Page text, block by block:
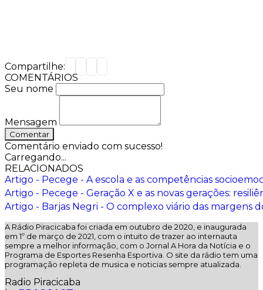
Compartilhe:
COMENTÁRIOS
Seu nome
Mensagem
Comentar
Comentário enviado com sucesso!
Carregando...
RELACIONADOS
Artigo - Pecege - A escola e as competências
Artigo - Pecege - Geração X e as novas gerações:
Artigo - Barjas Negri - O complexo viário das margens
A Rádio Piracicaba foi criada em outubro de 2020, e inaugurada
em 1º de março de 2021, com o intuito de trazer ao internauta
sempre a melhor informação, com o Jornal A Hora da Notícia e o
Programa de Esportes Resenha Esportiva. O site da rádio tem uma
programação repleta de musica e noticias sempre atualizada.
Radio Piracicaba